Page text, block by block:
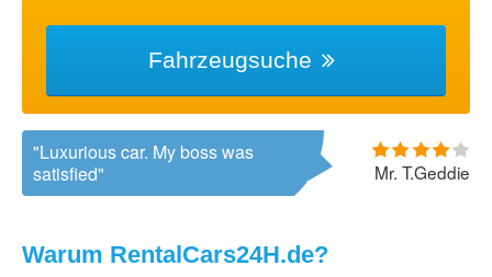
Fahrzeugsuche
Luxurious car. My boss was
satisfied
Mr. T.Geddie
Warum RentalCars24H.de?